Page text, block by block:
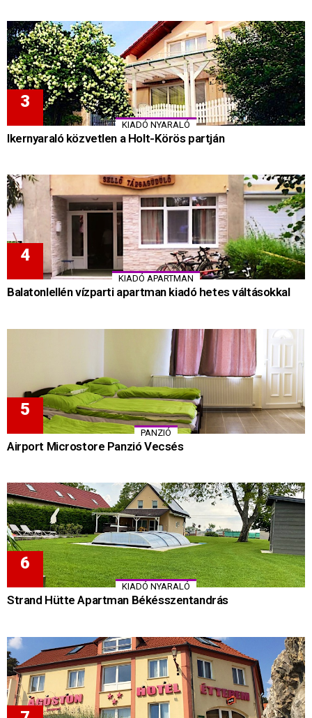
KIADÓ NYARALÓ
Ikernyaraló közvetlen a Holt-Körös partján
KIADÓ APARTMAN
Balatonlellén vízparti apartman kiadó hetes váltásokkal
PANZIÓ
Airport Microstore Panzió Vecsés
KIADÓ NYARALÓ
Strand Hütte Apartman Békésszentandrás